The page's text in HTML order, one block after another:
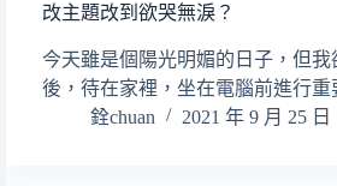
改主題改到欲哭無淚？
今天雖是個陽光明媚的日子，但我
後，待在家裡，坐在電腦前進行重
銓chuan
2021 年 9 月 25 日